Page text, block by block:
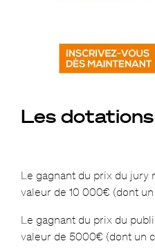
Les
Le gagnant du prix du jury
valeur de 10 000€ (dont
Le gagnant du prix du
valeur de 5000€ (dont un